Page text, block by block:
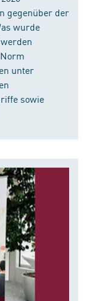
gegenüber der
wurde
unter
sowie